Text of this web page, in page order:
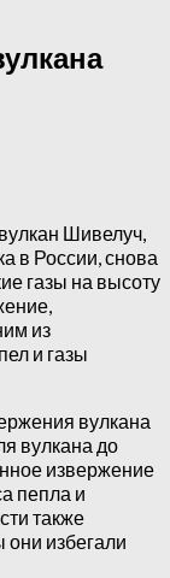
Шивелуч,
в России, снова
газы на высоту
из
и газы
вулкана
вулкана до
извержение
пепла и
также
они избегали